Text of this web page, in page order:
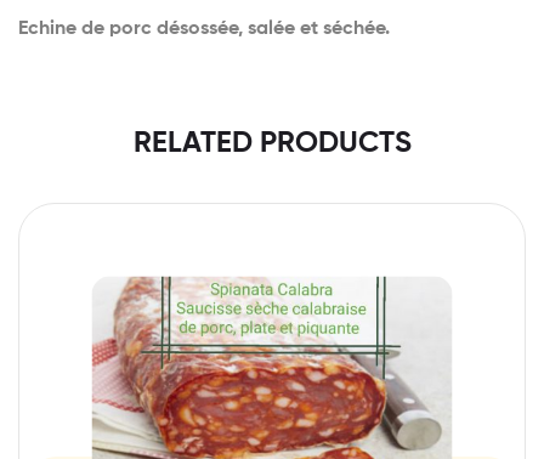
Echine de porc désossée, salée et séchée.
RELATED PRODUCTS